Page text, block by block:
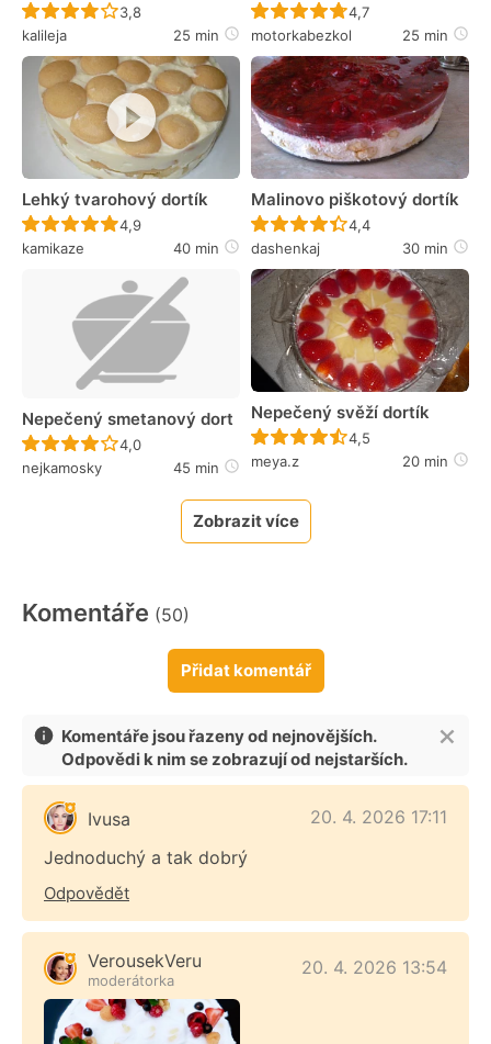
Recept ještě nebyl hodnocen
3,8
kalileja
25 min
Recept ještě nebyl
4,7
motorkabezkol
25 min
Lehký tvarohový dortík
Recept ještě nebyl hodnocen
4,9
kamikaze
40 min
Malinovo piškotový dortík
Recept ještě nebyl
4,4
dashenkaj
30 min
Nepečený smetanový dort
Recept ještě nebyl hodnocen
4,0
nejkamosky
45 min
Nepečený svěží dortík
Recept ještě nebyl
4,5
meya.z
20 min
Zobrazit více
Komentáře (50)
Přidat komentář
Komentáře jsou řazeny od nejnovějších.
Odpovědi k nim se zobrazují od nejstarších.
Ivusa
20. 4. 2026 17:11
Jednoduchý a tak dobrý
Odpovědět
VerousekVeru
moderátorka
20. 4. 2026 13:54